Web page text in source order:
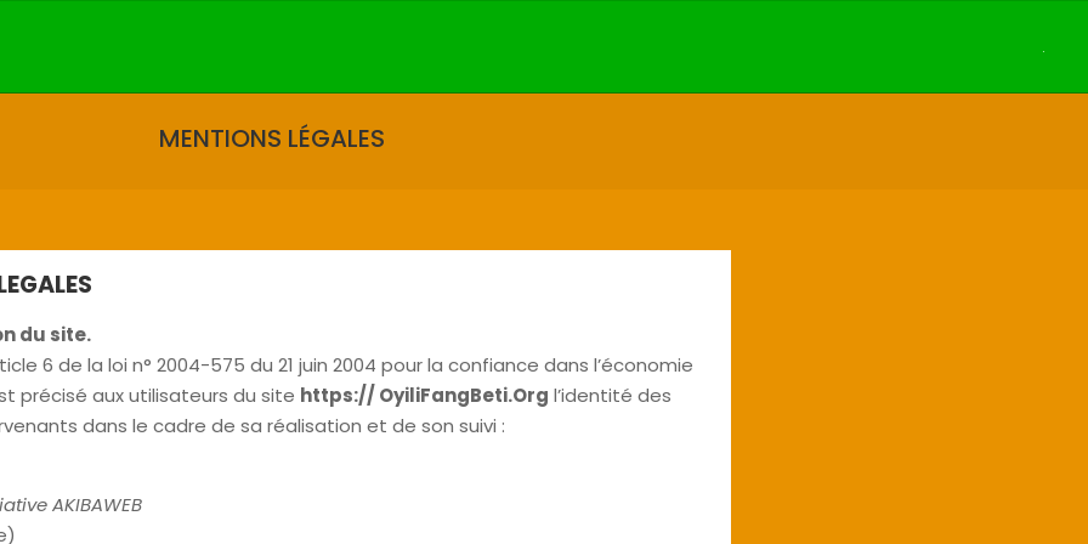
.
MENTIONS LÉGALES
du site.
6 de la loi n° 2004-575 du 21 juin 2004 pour la confiance dans l’économie
précisé aux utilisateurs du site https:// OyiliFangBeti.Org l’identité des
dans le cadre de sa réalisation et de son suivi :
AKIBAWEB